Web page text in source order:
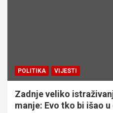
POLITIKA VIJESTI
Zadnje veliko
manje: Evo tko bi išao